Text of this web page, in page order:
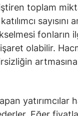
toplam
sayısını
fonların
olabilir.
yatırımcılar